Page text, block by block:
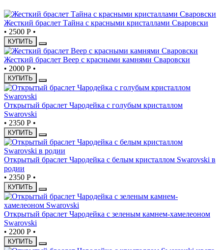
Жесткий браслет Тайна с красными кристаллами Сваровски
• 2500 Р •
КУПИТЬ
Жесткий браслет Веер с красными камнями Сваровски
• 2000 Р •
КУПИТЬ
Открытый браслет Чародейка с голубым кристаллом
Swarovski
• 2350 Р •
КУПИТЬ
Открытый браслет Чародейка с белым кристаллом Swarovski в
родии
• 2350 Р •
КУПИТЬ
Открытый браслет Чародейка с зеленым камнем-хамелеоном
Swarovski
• 2200 Р •
КУПИТЬ